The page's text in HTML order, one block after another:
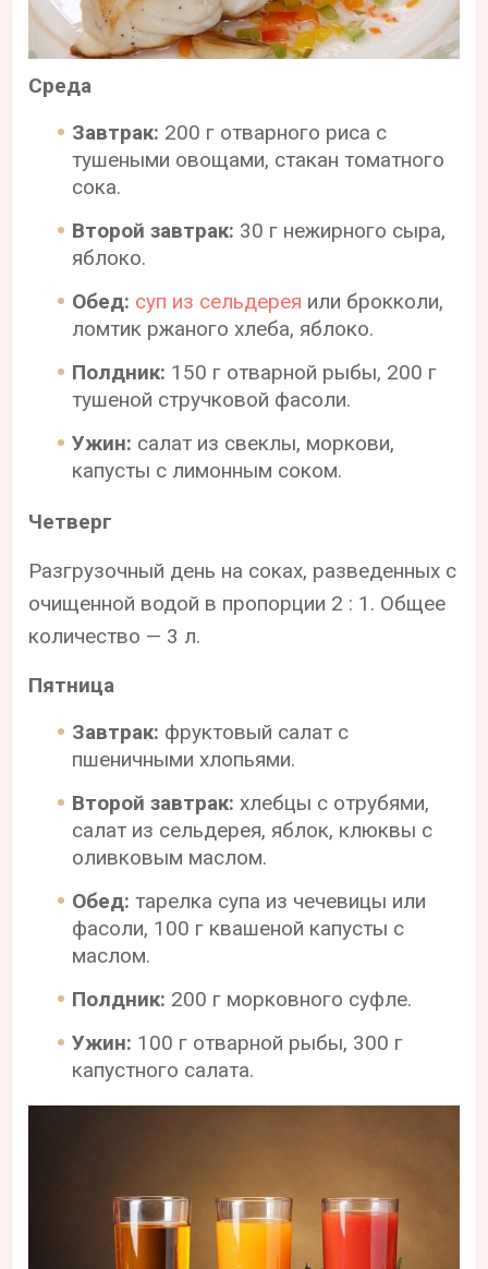
Среда
Завтрак: 200 г отварного риса с
тушеными овощами, стакан томатного
сока.
Второй завтрак: 30 г нежирного сыра,
яблоко.
Обед: суп из сельдерея или брокколи,
ломтик ржаного хлеба, яблоко.
Полдник: 150 г отварной рыбы, 200 г
тушеной стручковой фасоли.
Ужин: салат из свеклы, моркови,
капусты с лимонным соком.
Четверг
Разгрузочный день на соках, разведенных с
очищенной водой в пропорции 2 : 1. Общее
количество — 3 л.
Пятница
Завтрак: фруктовый салат с
пшеничными хлопьями.
Второй завтрак: хлебцы с отрубями,
салат из сельдерея, яблок, клюквы с
оливковым маслом.
Обед: тарелка супа из чечевицы или
фасоли, 100 г квашеной капусты с
маслом.
Полдник: 200 г морковного суфле.
Ужин: 100 г отварной рыбы, 300 г
капустного салата.